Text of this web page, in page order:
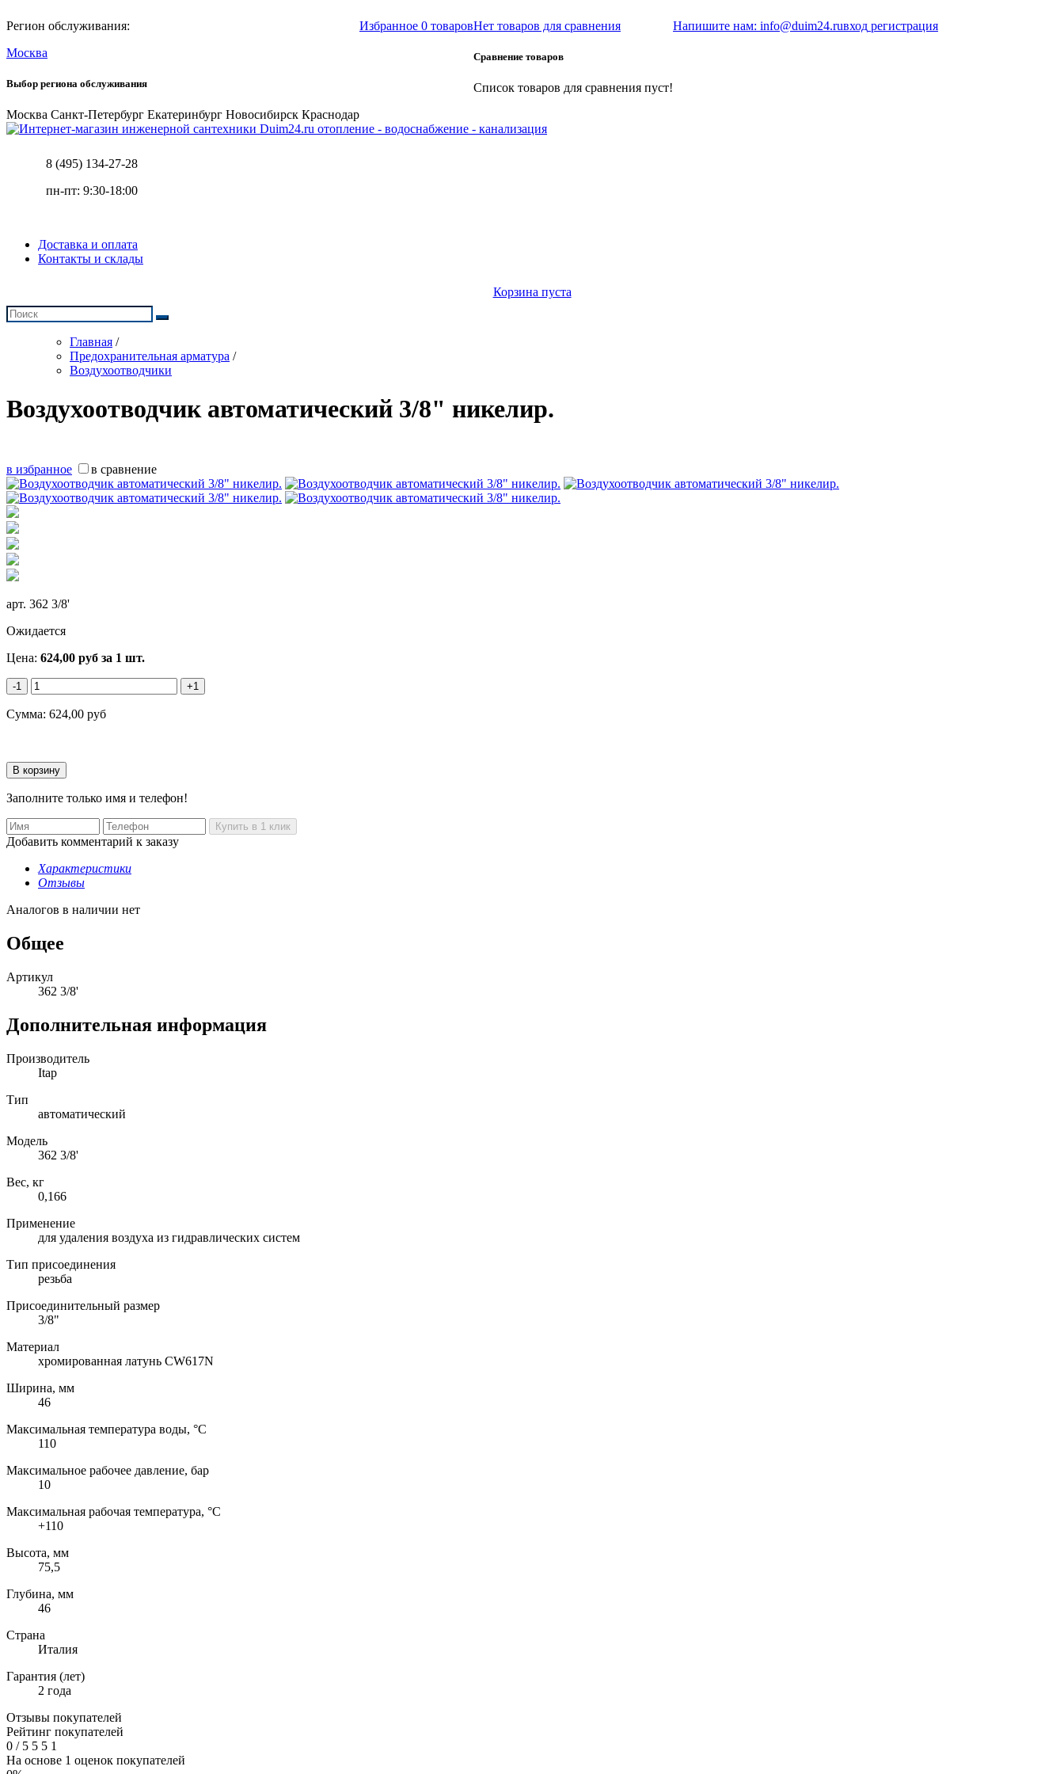
Регион обслуживания:
Москва
Выбор региона обслуживания
Москва Санкт-Петербург Екатеринбург Новосибирск Краснодар
Избранное 0 товаровНет товаров для сравнения
Сравнение товаров
Список товаров для сравнения пуст!
Напишите нам: info@duim24.ruвход регистрация
отопление - водоснабжение - канализация
8 (495) 134-27-28
пн-пт: 9:30-18:00
Доставка и оплата
Контакты и склады
Корзина пуста
Главная /
Предохранительная арматура /
Воздухоотводчики
Воздухоотводчик автоматический 3/8" никелир.
в избранное в сравнение
арт. 362 3/8'
Ожидается
Цена: 624,00 руб за 1 шт.
-1 +1
Сумма: 624,00 руб
Заполните только имя и телефон!
Добавить комментарий к заказу
Характеристики
Отзывы
Аналогов в наличии нет
Общее
Артикул
362 3/8'
Дополнительная информация
Производитель
Itap
Тип
автоматический
Модель
362 3/8'
Вес, кг
0,166
Применение
для удаления воздуха из гидравлических систем
Тип присоединения
резьба
Присоединительный размер
3/8"
Материал
хромированная латунь CW617N
Ширина, мм
46
Максимальная температура воды, °C
110
Максимальное рабочее давление, бар
10
Максимальная рабочая температура, °C
+110
Высота, мм
75,5
Глубина, мм
46
Страна
Италия
Гарантия (лет)
2 года
Отзывы покупателей
Рейтинг покупателей
0 /5 5 5 1
На основе 1 оценок покупателей